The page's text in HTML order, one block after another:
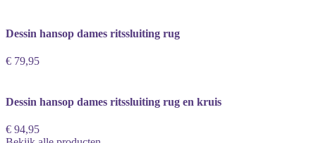
Dessin hansop dames ritssluiting rug
€ 79,95
Dessin hansop dames ritssluiting rug en kruis
€ 94,95